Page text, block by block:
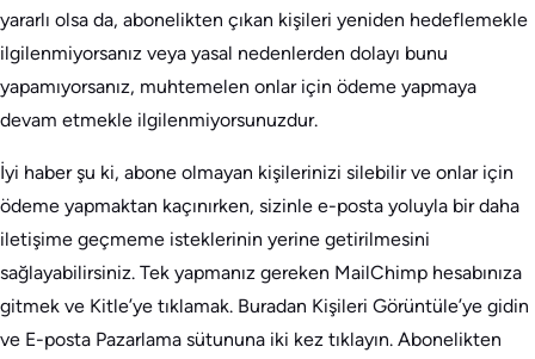
yararlı olsa da, abonelikten çıkan kişileri yeniden hedeflemekle
ilgilenmiyorsanız veya yasal nedenlerden dolayı bunu
yapamıyorsanız, muhtemelen onlar için ödeme yapmaya
devam etmekle ilgilenmiyorsunuzdur.
İyi haber şu ki, abone olmayan kişilerinizi silebilir ve onlar için
ödeme yapmaktan kaçınırken, sizinle e-posta yoluyla bir daha
iletişime geçmeme isteklerinin yerine getirilmesini
sağlayabilirsiniz. Tek yapmanız gereken MailChimp hesabınıza
gitmek ve Kitle’ye tıklamak. Buradan Kişileri Görüntüle’ye gidin
ve E-posta Pazarlama sütununa iki kez tıklayın. Abonelikten